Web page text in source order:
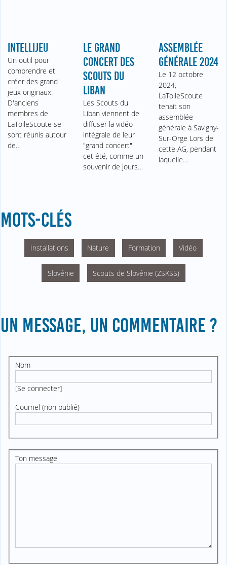
INTELLIJEU
Un outil pour
comprendre et
créer des grand
jeux originaux.
D'anciens
membres de
LaToileScoute se
sont réunis autour
de…
LE GRAND
CONCERT DES
SCOUTS DU
LIBAN
Les Scouts du
Liban viennent de
diffuser la vidéo
intégrale de leur
"grand concert"
cet été, comme un
souvenir de jours…
ASSEMBLÉE
GÉNÉRALE 2024
Le 12 octobre
2024,
LaToileScoute
tenait son
assemblée
générale à Savigny-
Sur-Orge Lors de
cette AG, pendant
laquelle…
MOTS-CLÉS
Installations Nature Formation Vidéo
Slovénie Scouts de Slovénie (ZSKSS)
UN MESSAGE, UN COMMENTAIRE ?
Nom
[Se connecter]
Courriel (non publié)
Ton message